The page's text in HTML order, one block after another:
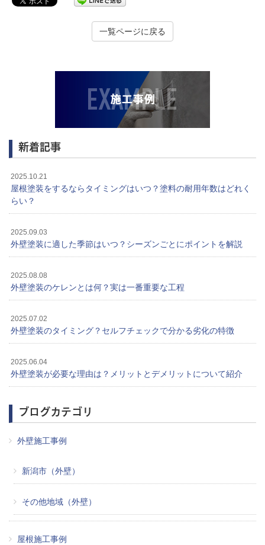
一覧ページに戻る
新着記事
2025.10.21
屋根塗装をするならタイミングはいつ？塗料の耐用年数はどれく
らい？
2025.09.03
外壁塗装に適した季節はいつ？シーズンごとにポイントを解説
2025.08.08
外壁塗装のケレンとは何？実は一番重要な工程
2025.07.02
外壁塗装のタイミング？セルフチェックで分かる劣化の特徴
2025.06.04
外壁塗装が必要な理由は？メリットとデメリットについて紹介
ブログカテゴリ
外壁施工事例
新潟市（外壁）
その他地域（外壁）
屋根施工事例